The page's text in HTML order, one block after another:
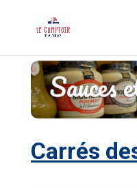
Carrés